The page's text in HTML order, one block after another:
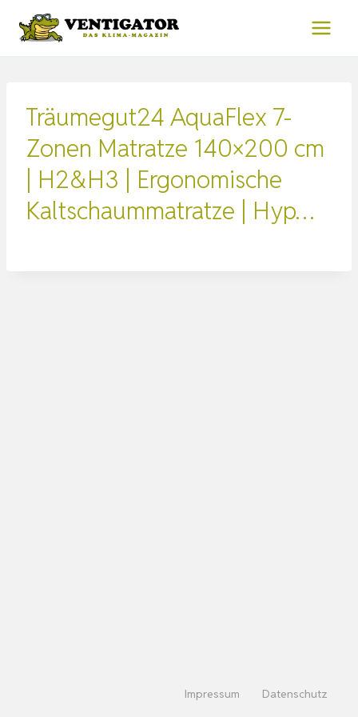
Inhalt
Träumegut24 AquaFlex 7-
Zonen Matratze 140×200 cm
| H2&H3 | Ergonomische
Kaltschaummatratze | Hyp…
Impressum Datenschutz